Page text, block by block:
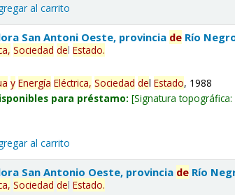
al carrito
San Antoni Oeste, provincia de Río
Sociedad delEstado.
y Energía Eléctrica, Sociedad delEstado, 1988
para préstamo: Signatura topográfica:
al carrito
San Antonio Oeste, provincia de Río
Sociedad delEstado.